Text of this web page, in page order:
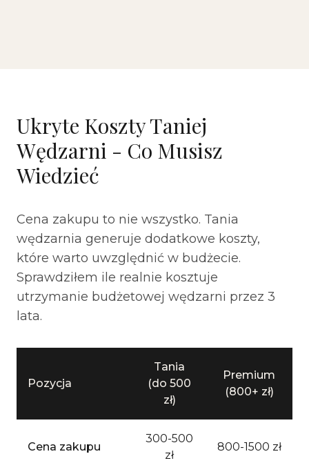
Ukryte Koszty Taniej
Wędzarni - Co Musisz
Wiedzieć
Cena zakupu to nie wszystko. Tania
wędzarnia generuje dodatkowe koszty,
które warto uwzględnić w budżecie.
Sprawdziłem ile realnie kosztuje
utrzymanie budżetowej wędzarni przez 3
lata.
Pozycja
Tania
(do 500
zł)
Premium
(800+ zł)
Cena zakupu
300-500
zł
800-1500 zł